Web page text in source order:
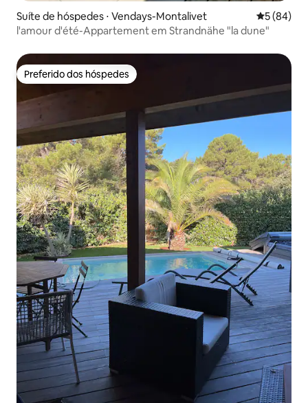
Suíte de hóspedes ⋅ Vendays-Montalivet 5 de uma
5 (84)
l'amour d'été-Appartement em Strandnähe "la dune"
Preferido dos hóspedes
Preferido dos hóspedes